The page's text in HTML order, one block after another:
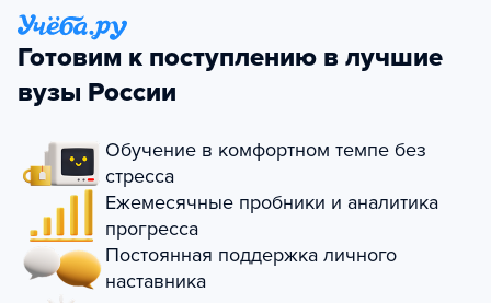
Готовим к поступлению в лучшие
вузы России
Обучение в комфортном темпе без
стресса
Ежемесячные пробники и аналитика
прогресса
Постоянная поддержка личного
наставника